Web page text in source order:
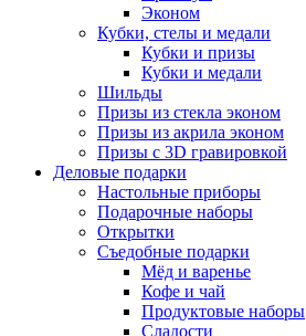
Эконом
Кубки, стелы и медали
Кубки и призы
Кубки и медали
Шильды
Призы из стекла эконом
Призы из акрила эконом
Призы с 3D гравировкой
Деловые подарки
Настольные приборы
Подарочные наборы
Открытки
Съедобные подарки
Мёд и варенье
Кофе и чай
Продуктовые наборы
Сладости